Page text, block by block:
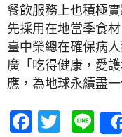
餐飲服務上也積極
先採用在地當季食
臺中榮總在確保病
廣「吃得健康，愛
應，為地球永續盡一
Facebook
Twitter